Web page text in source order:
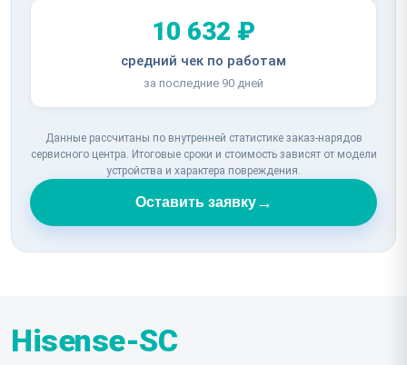
10 632 ₽
средний чек по работам
за последние 90 дней
Данные рассчитаны по внутренней статистике заказ-нарядов
сервисного центра. Итоговые сроки и стоимость зависят от модели
устройства и характера повреждения.
Оставить заявку→
Hisense-SC